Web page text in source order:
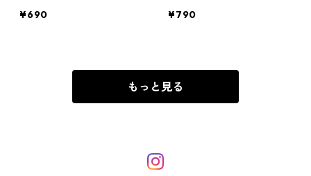
-040-3）
¥690
-040-4）
¥790
もっと見る